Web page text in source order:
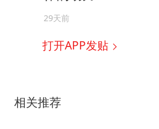
29天前
打开APP发贴
相关推荐